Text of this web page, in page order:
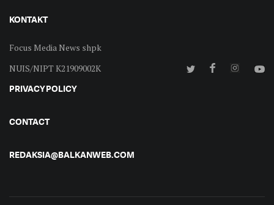
KONTAKT
Focus Media News shpk
NUIS/NIPT K21909002K
PRIVACY POLICY
CONTACT
REDAKSIA@BALKANWEB.COM